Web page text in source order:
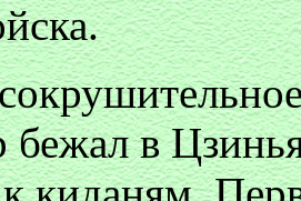
бежал в